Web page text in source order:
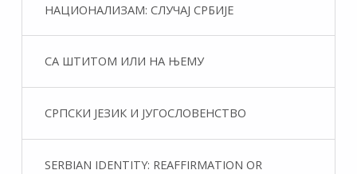
НАЦИОНАЛИЗАМ: СЛУЧАЈ СРБИЈЕ
СА ШТИТОМ ИЛИ НА ЊЕМУ
СРПСКИ ЈЕЗИК И ЈУГОСЛОВЕНСТВО
SERBIAN IDENTITY: REAFFIRMATION OR